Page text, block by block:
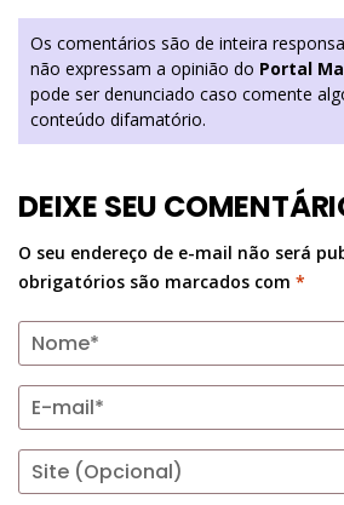
Os comentários são de inteira
não expressam a opinião do Portal
pode ser denunciado caso comente
conteúdo difamatório.
DEIXE SEU
O seu endereço de e-mail não será
obrigatórios são marcados com *